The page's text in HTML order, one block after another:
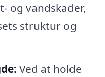
og vandskader,
struktur og
Ved at holde